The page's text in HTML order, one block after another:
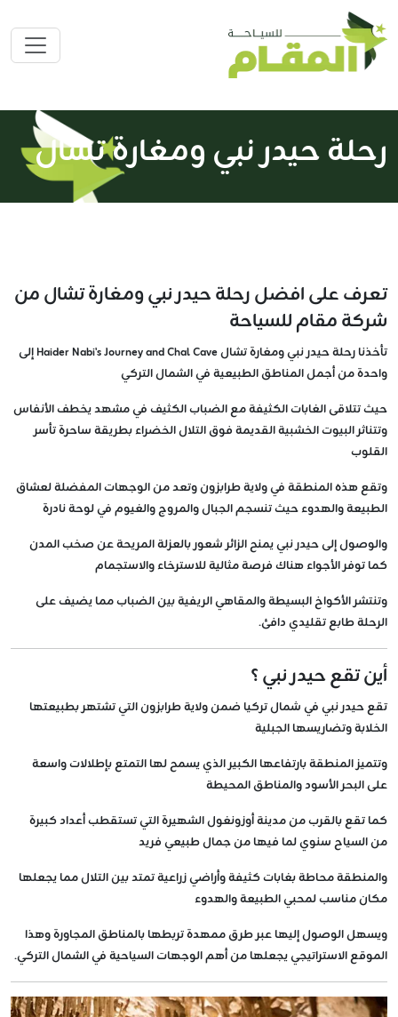
رحلة حيدر نبي ومغارة تشال
تعرف على افضل رحلة حيدر نبي ومغارة تشال من
شركة مقام للسياحة
تأخذنا رحلة حيدر نبي ومغارة تشال Haider Nabi's Journey and Chal Cave إلى
واحدة من أجمل المناطق الطبيعية في الشمال التركي
حيث تتلاقى الغابات الكثيفة مع الضباب الكثيف في مشهد يخطف الأنفاس
وتتناثر البيوت الخشبية القديمة فوق التلال الخضراء بطريقة ساحرة تأسر
القلوب
وتقع هذه المنطقة في ولاية طرابزون وتعد من الوجهات المفضلة لعشاق
الطبيعة والهدوء حيث تنسجم الجبال والمروج والغيوم في لوحة نادرة
والوصول إلى حيدر نبي يمنح الزائر شعور بالعزلة المريحة عن صخب المدن
كما توفر الأجواء هناك فرصة مثالية للاسترخاء والاستجمام
وتنتشر الأكواخ البسيطة والمقاهي الريفية بين الضباب مما يضيف على
الرحلة طابع تقليدي دافئ.
أين تقع حيدر نبي ؟
تقع حيدر نبي في شمال تركيا ضمن ولاية طرابزون التي تشتهر بطبيعتها
الخلابة وتضاريسها الجبلية
وتتميز المنطقة بارتفاعها الكبير الذي يسمح لها التمتع بإطلالات واسعة
على البحر الأسود والمناطق المحيطة
كما تقع بالقرب من مدينة أوزونغول الشهيرة التي تستقطب أعداد كبيرة
من السياح سنوي لما فيها من جمال طبيعي فريد
والمنطقة محاطة بغابات كثيفة وأراضي زراعية تمتد بين التلال مما يجعلها
مكان مناسب لمحبي الطبيعة والهدوء
ويسهل الوصول إليها عبر طرق ممهدة تربطها بالمناطق المجاورة وهذا
الموقع الاستراتيجي يجعلها من أهم الوجهات السياحية في الشمال التركي.